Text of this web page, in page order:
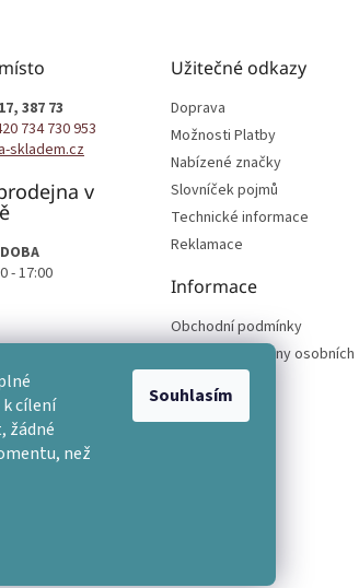
cílení
žádné
než
Souhlasím
387 73
734 730 953
skladem.cz
v
- 17:00
Užitečné odkazy
Doprava
Možnosti Platby
Nabízené značky
Slovníček pojmů
Technické informace
Reklamace
Informace
Obchodní podmínky
Podmínky ochrany osobních
podmínek